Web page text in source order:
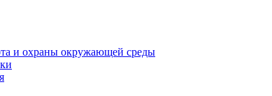
и охраны окружающей среды